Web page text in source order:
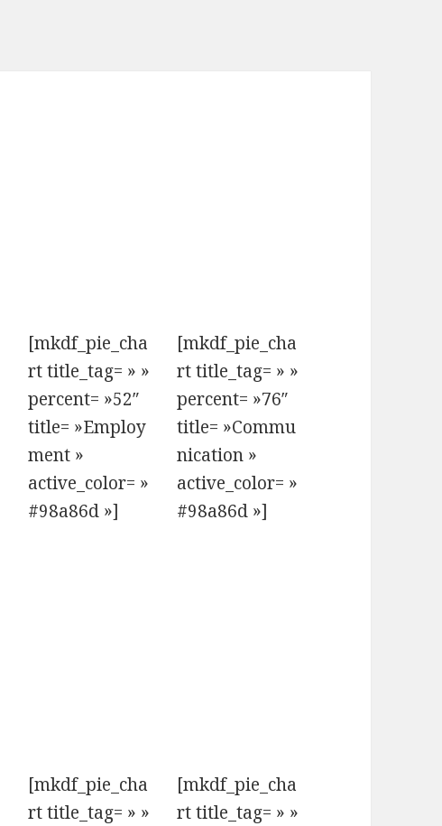
[mkdf_pie_cha
rt title_tag= » »
percent= »52″
title= »Employ
ment »
active_color= »
#98a86d »]
[mkdf_pie_cha
rt title_tag= » »
percent= »76″
title= »Commu
nication »
active_color= »
#98a86d »]
[mkdf_pie_cha
rt title_tag= » »
[mkdf_pie_cha
rt title_tag= » »